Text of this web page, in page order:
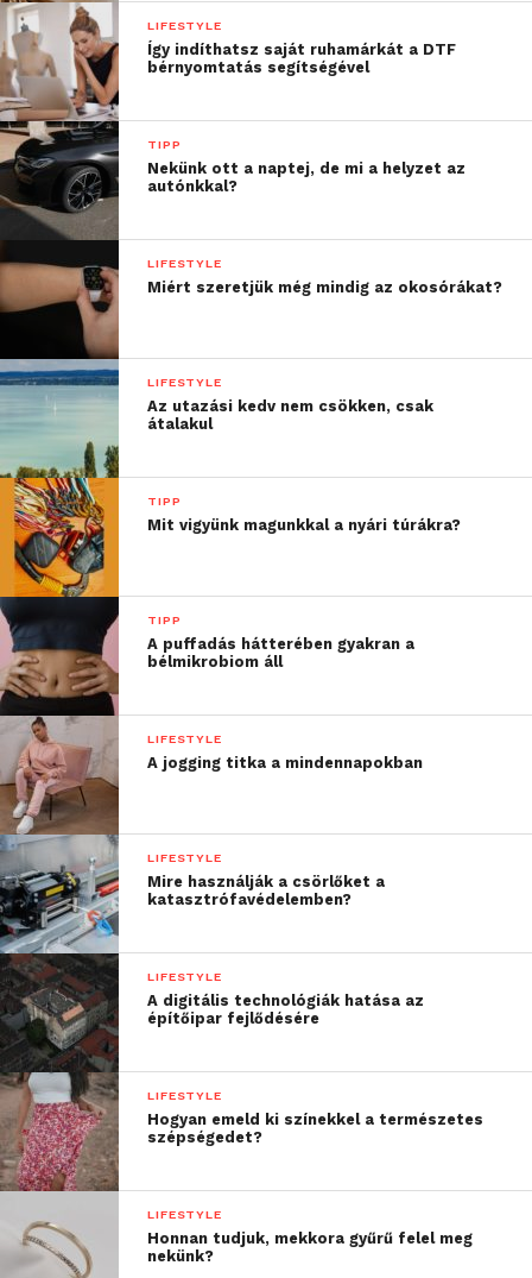
LIFESTYLE
Így indíthatsz saját ruhamárkát a DTF
bérnyomtatás segítségével
TIPP
Nekünk ott a naptej, de mi a helyzet az
autónkkal?
LIFESTYLE
Miért szeretjük még mindig az okosórákat?
LIFESTYLE
Az utazási kedv nem csökken, csak
átalakul
TIPP
Mit vigyünk magunkkal a nyári túrákra?
TIPP
A puffadás hátterében gyakran a
bélmikrobiom áll
LIFESTYLE
A jogging titka a mindennapokban
LIFESTYLE
Mire használják a csörlőket a
katasztrófavédelemben?
LIFESTYLE
A digitális technológiák hatása az
építőipar fejlődésére
LIFESTYLE
Hogyan emeld ki színekkel a természetes
szépségedet?
LIFESTYLE
Honnan tudjuk, mekkora gyűrű felel meg
nekünk?